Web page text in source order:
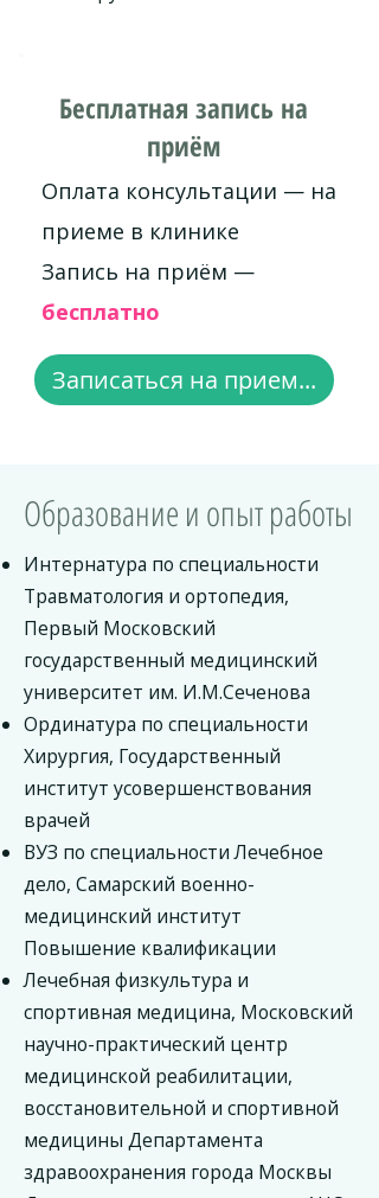
Бесплатная запись на
приём
Оплата консультации — на
приеме в клинике
Запись на приём —
бесплатно
Записаться на прием...
Образование и опыт работы
Интернатура по специальности
Травматология и ортопедия,
Первый Московский
государственный медицинский
университет им. И.М.Сеченова
Ординатура по специальности
Хирургия, Государственный
институт усовершенствования
врачей
ВУЗ по специальности Лечебное
дело, Самарский военно-
медицинский институт
Повышение квалификации
Лечебная физкультура и
спортивная медицина, Московский
научно-практический центр
медицинской реабилитации,
восстановительной и спортивной
медицины Департамента
здравоохранения города Москвы